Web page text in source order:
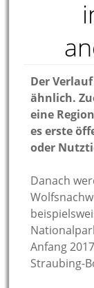
Der
ähnlich.
eine
es erste
oder
Danach
Anfang
Straubing-